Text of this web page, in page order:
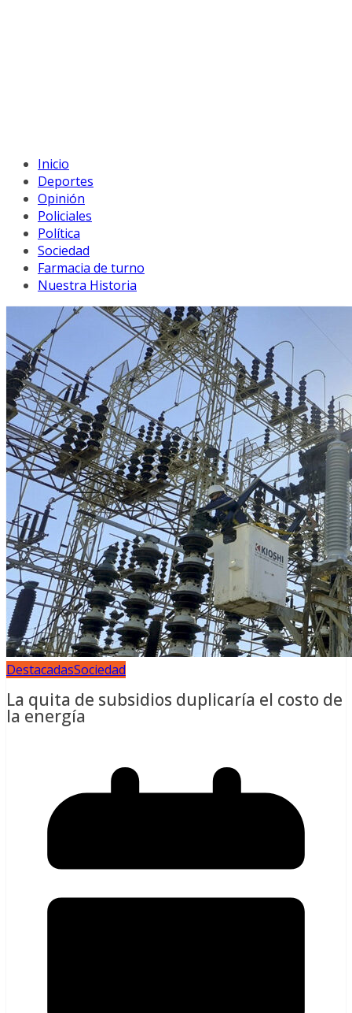
Inicio
Deportes
Opinión
Policiales
Política
Sociedad
Farmacia de turno
Nuestra Historia
DestacadasSociedad
La quita de subsidios duplicaría el costo de
la energía